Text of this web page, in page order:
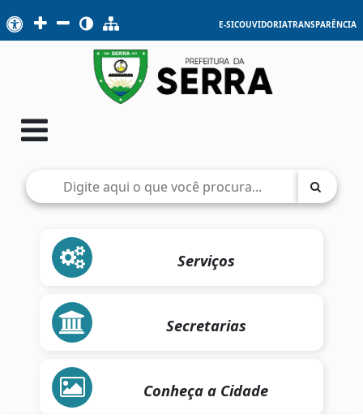
E-SICOUVIDORIATRANSPARÊNCIA
Serviços
Secretarias
Conheça a Cidade